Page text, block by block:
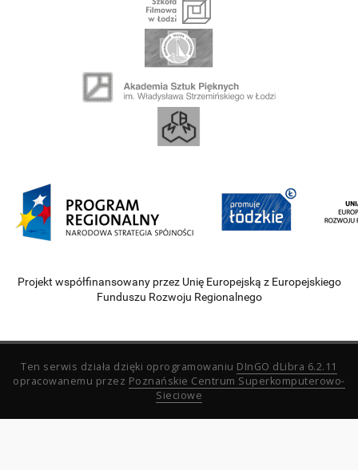
Projekt współfinansowany przez Unię Europejską z Europejskiego
Funduszu Rozwoju Regionalnego
Ten serwis działa dzięki oprogramowaniu DInGO dLibra 6.2.11
opracowanemu przez Poznańskie Centrum Superkomputerowo-
Sieciowe